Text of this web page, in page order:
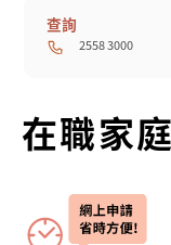
查詢
2558 3000
在職家